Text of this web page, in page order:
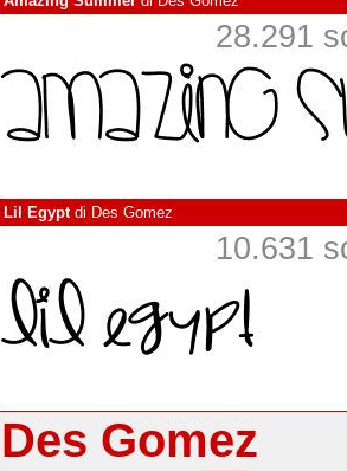
28.291
Lil Egyptdi Des Gomez
10.631
Des Gomez